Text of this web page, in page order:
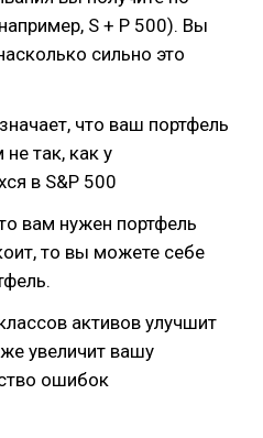
S + P 500). Вы
сильно это
что ваш портфель
так, как у
в S&P 500
вам нужен портфель
то вы можете себе
активов улучшит
увеличит вашу
ошибок